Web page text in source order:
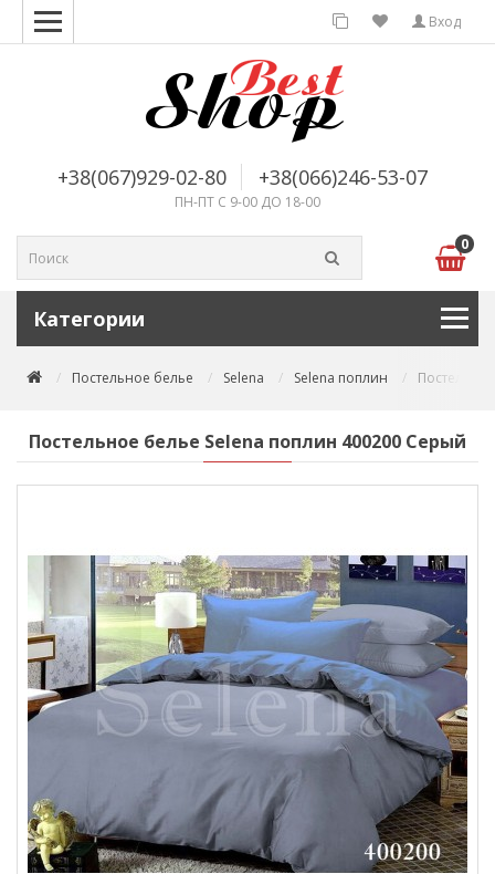
Вход
+38(067)929-02-80 +38(066)246-53-07
ПН-ПТ С 9-00 ДО 18-00
0
Категории
Постельное белье Selena Selena поплин
Постельное белье Selena поплин 400200 Серый